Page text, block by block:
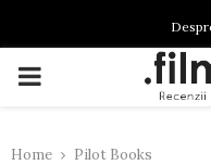
PRIMARY
Home Pilot Books